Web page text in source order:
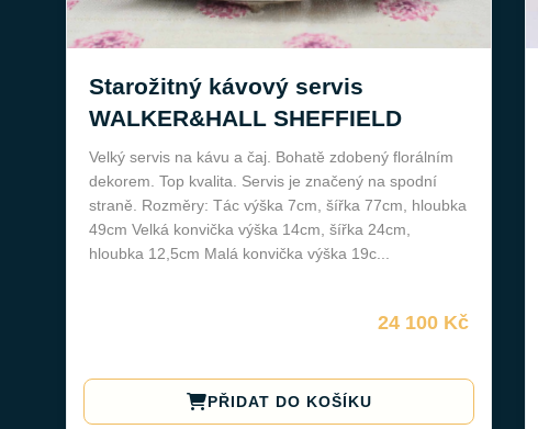
Starožitný kávový servis
WALKER&HALL SHEFFIELD
Velký servis na kávu a čaj. Bohatě zdobený florálním
dekorem. Top kvalita. Servis je značený na spodní
straně. Rozměry: Tác výška 7cm, šířka 77cm, hloubka
49cm Velká konvička výška 14cm, šířka 24cm,
hloubka 12,5cm Malá konvička výška 19c...
24 100 Kč
PŘIDAT DO KOŠÍKU